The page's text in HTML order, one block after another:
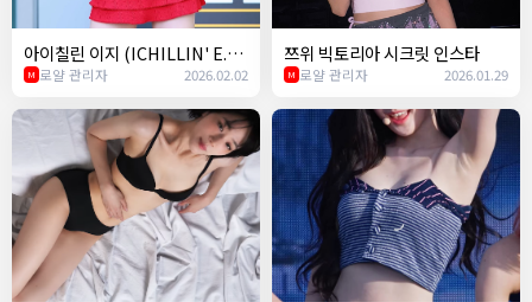
아이칠린 이지 (ICHILLIN' E.JI)
- Easy (르세라핌) 챌린지
M 로얄 관리자 2026.02.02
쯔위 빅토리아 시크릿 인스타
M 로얄 관리자 2026.01.29